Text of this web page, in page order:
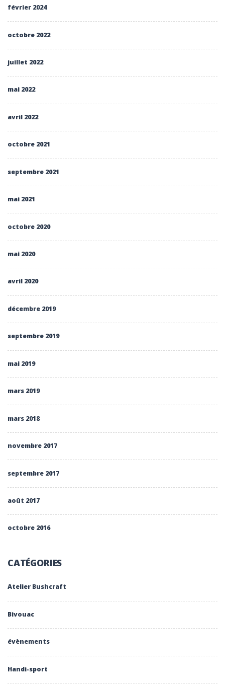
février 2024
octobre 2022
juillet 2022
mai 2022
avril 2022
octobre 2021
septembre 2021
mai 2021
octobre 2020
mai 2020
avril 2020
décembre 2019
septembre 2019
mai 2019
mars 2019
mars 2018
novembre 2017
septembre 2017
août 2017
octobre 2016
CATÉGORIES
Atelier Bushcraft
Bivouac
évènements
Handi-sport